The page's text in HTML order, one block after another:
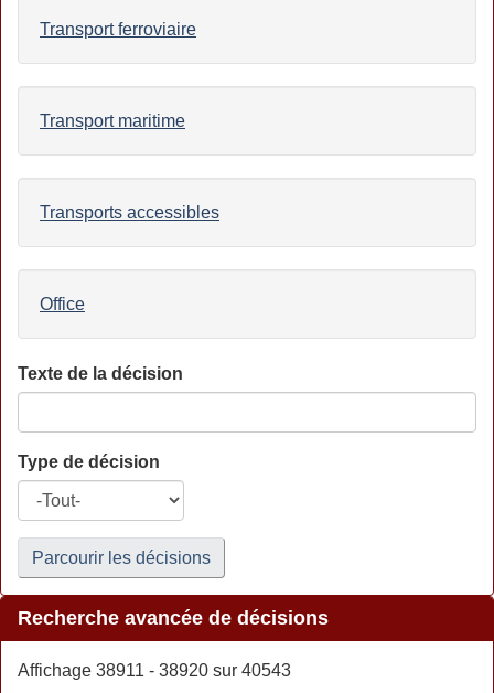
Transport ferroviaire
Transport maritime
Transports accessibles
Office
Texte de la décision
Type de décision
Parcourir les décisions
Recherche avancée de décisions
Affichage 38911 - 38920 sur 40543